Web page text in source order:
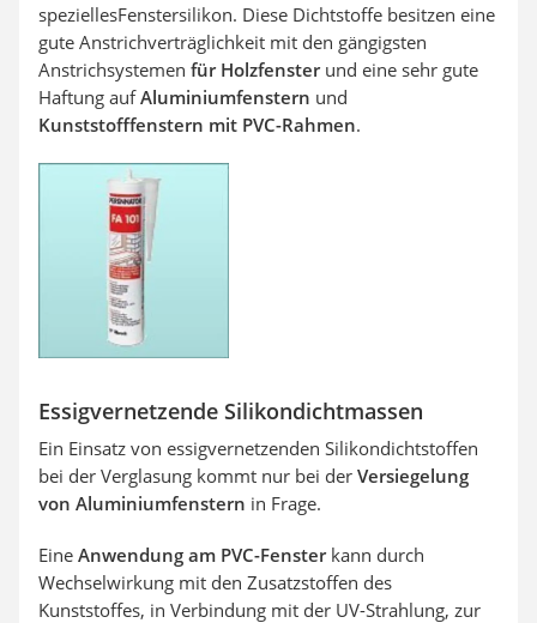
speziellesFenstersilikon. Diese Dichtstoffe besitzen eine
gute Anstrichverträglichkeit mit den gängigsten
Anstrichsystemen für Holzfensterund eine sehr gute
Haftung aufAluminiumfenstern und
Kunststofffenstern mit PVC-Rahmen.
Essigvernetzende Silikondichtmassen
Ein Einsatz von essigvernetzenden Silikondichtstoffen
bei der Verglasung kommt nur bei der Versiegelung
von Aluminiumfenstern in Frage.
Eine Anwendung am PVC-Fensterkann durch
Wechselwirkung mit den Zusatzstoffen des
Kunststoffes, in Verbindung mit der UV-Strahlung, zur